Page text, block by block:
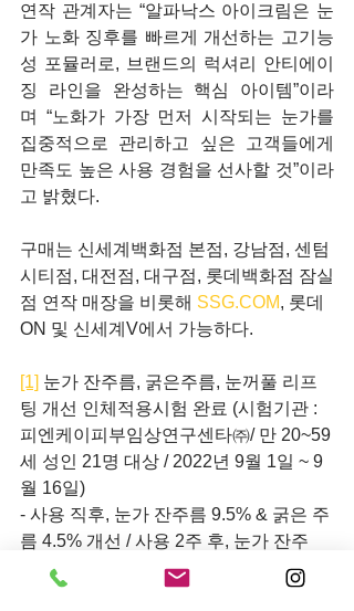
연작 관계자는 “알파낙스 아이크림은 눈
가 노화 징후를 빠르게 개선하는 고기능
성 포뮬러로, 브랜드의 럭셔리 안티에이
징 라인을 완성하는 핵심 아이템”이라
며 “노화가 가장 먼저 시작되는 눈가를
집중적으로 관리하고 싶은 고객들에게
만족도 높은 사용 경험을 선사할 것”이라
고 밝혔다.
구매는 신세계백화점 본점, 강남점, 센텀
시티점, 대전점, 대구점, 롯데백화점 잠실
점 연작 매장을 비롯해 SSG.COM, 롯데
ON 및 신세계V에서 가능하다.
[1] 눈가 잔주름, 굵은주름, 눈꺼풀 리프
팅 개선 인체적용시험 완료 (시험기관 :
피엔케이피부임상연구센타㈜/ 만 20~59
세 성인 21명 대상 / 2022년 9월 1일 ~ 9
월 16일)
- 사용 직후, 눈가 잔주름 9.5% & 굵은 주
름 4.5% 개선 / 사용 2주 후, 눈가 잔주
름  12.7% & 굵은 주름 8% 개선
눈가 리프팅 개선 효과 (사용 직후,